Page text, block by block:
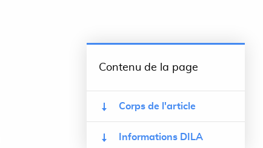
Contenu de la page
Corps de l'article
Informations DILA